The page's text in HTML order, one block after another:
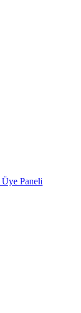
Üye Paneli